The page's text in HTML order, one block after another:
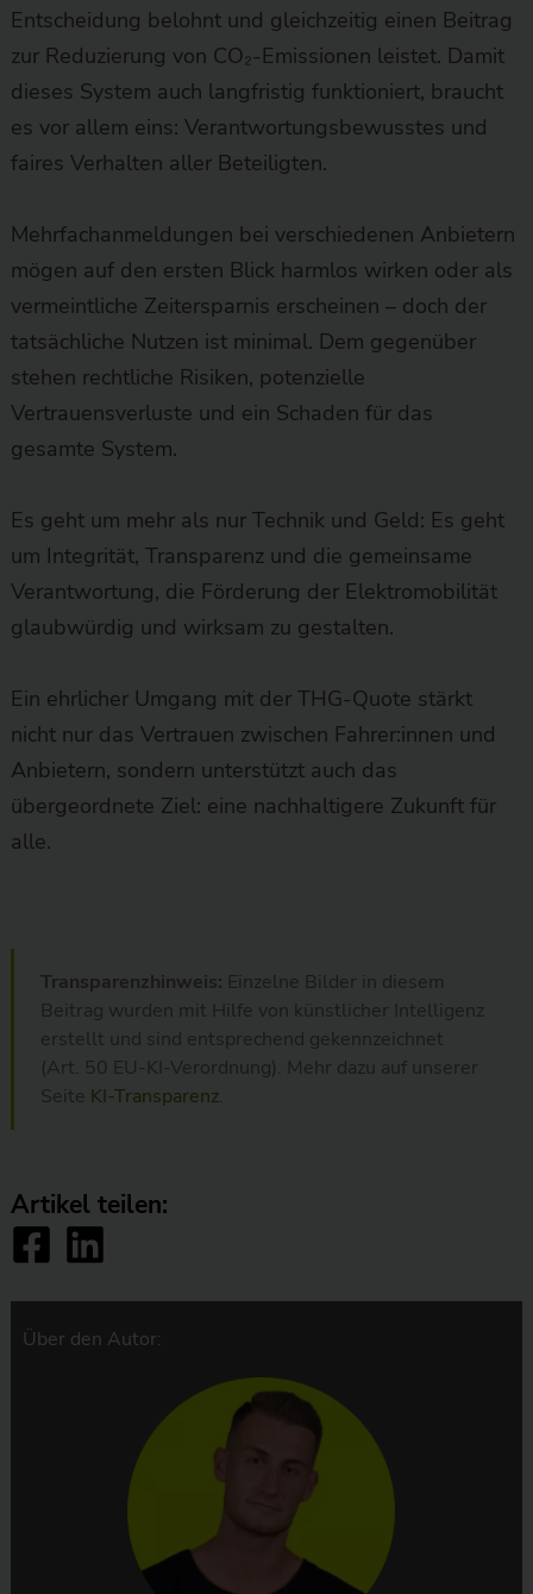
Entscheidung belohnt und gleichzeitig einen Beitrag
zur Reduzierung von CO₂-Emissionen leistet. Damit
dieses System auch langfristig funktioniert, braucht
es vor allem eins: Verantwortungsbewusstes und
faires Verhalten aller Beteiligten.
Mehrfachanmeldungen bei verschiedenen Anbietern
mögen auf den ersten Blick harmlos wirken oder als
vermeintliche Zeitersparnis erscheinen – doch der
tatsächliche Nutzen ist minimal. Dem gegenüber
stehen rechtliche Risiken, potenzielle
Vertrauensverluste und ein Schaden für das
gesamte System.
Es geht um mehr als nur Technik und Geld: Es geht
um Integrität, Transparenz und die gemeinsame
Verantwortung, die Förderung der Elektromobilität
glaubwürdig und wirksam zu gestalten.
Ein ehrlicher Umgang mit der THG-Quote stärkt
nicht nur das Vertrauen zwischen Fahrer:innen und
Anbietern, sondern unterstützt auch das
übergeordnete Ziel: eine nachhaltigere Zukunft für
alle.
Transparenzhinweis: Einzelne Bilder in diesem
Beitrag wurden mit Hilfe von künstlicher Intelligenz
erstellt und sind entsprechend gekennzeichnet
(Art. 50 EU-KI-Verordnung). Mehr dazu auf unserer
Seite KI-Transparenz.
Artikel teilen:
Über den Autor: